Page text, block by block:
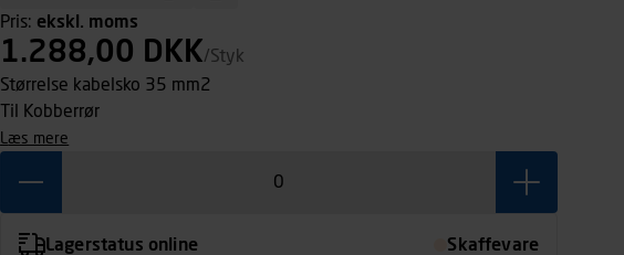
Pris: ekskl. moms
1.288,00 DKK/Styk
Størrelse kabelsko 35 mm2
Til Kobberrør
læs mere
Lagerstatus online
Skaffevare